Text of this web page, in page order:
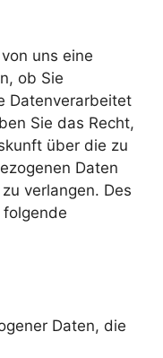
uns eine
ob Sie
Datenverarbeitet
Sie das Recht,
über die zu
Daten
verlangen. Des
Daten, die